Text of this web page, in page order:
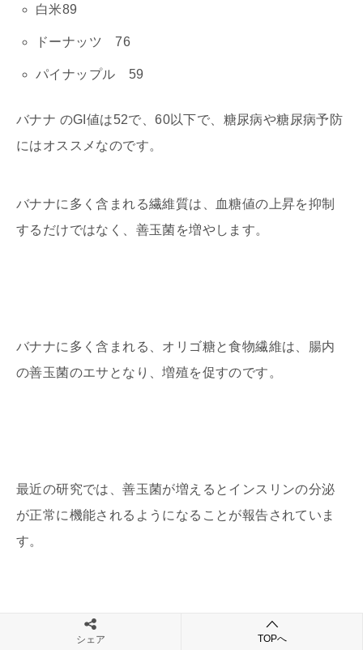
白米89
ドーナッツ 76
パイナップル 59
バナナ のGI値は52で、60以下で、糖尿病や糖尿病予防
にはオススメなのです。
バナナに多く含まれる繊維質は、血糖値の上昇を抑制
するだけではなく、善玉菌を増やします。
バナナに多く含まれる、オリゴ糖と食物繊維は、腸内
の善玉菌のエサとなり、増殖を促すのです。
最近の研究では、善玉菌が増えるとインスリンの分泌
が正常に機能されるようになることが報告されていま
す。
シェア TOPへ